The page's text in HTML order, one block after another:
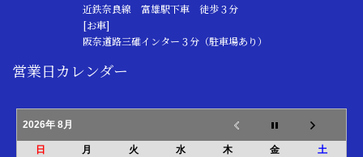
近鉄奈良線 富雄駅下車 徒歩３分
[お車]
阪奈道路三碓インター３分（駐車場あり）
営業日カレンダー
2026年 8月
日 月 火 水 木 金 土